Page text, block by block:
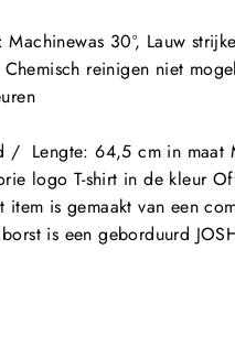
: Machinewas 30º, Lauw
reinigen niet
/ Lengte: 64,5 cm in maat
logo T-shirt in de kleur
item is gemaakt van een
is een geborduurd